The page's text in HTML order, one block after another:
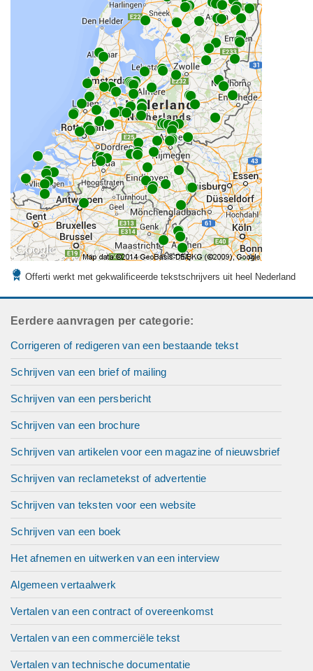
Offerti werkt met gekwalificeerde tekstschrijvers uit heel Nederland
Eerdere aanvragen per categorie:
Corrigeren of redigeren van een bestaande tekst
Schrijven van een brief of mailing
Schrijven van een persbericht
Schrijven van een brochure
Schrijven van artikelen voor een magazine of nieuwsbrief
Schrijven van reclametekst of advertentie
Schrijven van teksten voor een website
Schrijven van een boek
Het afnemen en uitwerken van een interview
Algemeen vertaalwerk
Vertalen van een contract of overeenkomst
Vertalen van een commerciële tekst
Vertalen van technische documentatie